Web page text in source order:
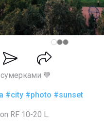
🧡
#city #photo #sunset
RF 10-20 L.